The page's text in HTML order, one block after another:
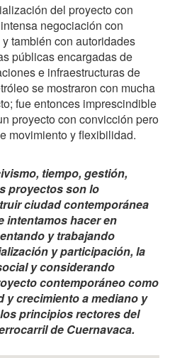
del proyecto con
negociación con
también con autoridades
públicas encargadas de
e infraestructuras de
se mostraron con mucha
fue entonces imprescindible
proyecto con convicción pero
movimiento y flexibilidad.
tiempo, gestión,
proyectos son lo
ciudad contemporánea
intentamos hacer en
y trabajando
y participación, la
y considerando
contemporáneo como
crecimiento a mediano y
principios rectores del
de Cuernavaca.